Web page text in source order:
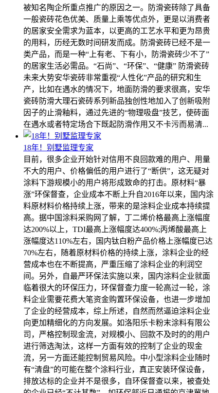
被知名陶企所重点推广的原因之一。防滑瓷砖除了具备
一般瓷砖花色优美、质量上乘等优点外，更是以消费者
的居家安全需求为蓝本，以更高的工艺水平和更为昂贵
的用料，历经无数时间研发而成。防滑瓷砖已经不是一
类产品，而是一种“上有老、下有小，防滑瓷砖少不了”
的居家生活必需品。“石尚”、“环保”、“健康” 防滑瓷砖
未来大势安华瓷砖非常重视“人性化”产品的研究和生
产，比如在遇水的情况下，地面防滑的要求很高，安华
瓷砖防滑大理石瓷砖系列新品独创性地加入了创新吸附
因子的止滑釉料，通过先进的“物理吸盘”技艺，使砖面
在遇水或者特定场合下既起防滑作用又不卡污而易清...
18年！别墅监理专家
目前，很多企业开始针对信用不良回款难的用户、用量
不大的用户、价格偏低的用户进行了“断供”，这无疑对
涂料下游规模小的用户将形成致命的打击。原材料“暴
涨”环保督查，企业成本不断上升自2016年以来，国内涂
料原材料价格持续上涨，带来的是涂料企业成本持续提
高。据中国涂料采购网了解，丁二烯价格最高上涨幅度
达200%以上，TDI最高上涨幅度达400%;丙烯酸最高上
涨幅度达110%左右，国内钛白粉产品价格上涨幅度已达
70%左右，随着原材料价格的持续上涨，涂料企业的经
营成本也在不断提高，严重压缩了涂料企业的利润空
间。另外，自最严环保法实施以来，国内涂料企业就面
临着很大的环保压力，环保督查力度一轮高过一轮，涂
料企业需要花费大笔资金购置环保设备，也进一步增加
了企业的经营成本，综上所述，自然而然逼迫涂料企业
向更加精细化的方向发展。如洛阳乐卡粉末涂料有限公
司，严格控制现金流，对规模小、回款不及时的的用户
进行筛选淘汰，这样一方面有效的控制了企业的现金
流，另一方面还能控制贸易风险。中小型涂料企业随时
有“清盘”的可能在整个涂料行业，真正安装环保设备，
排放达标的企业并不是很多，自环保督查以来，被查处